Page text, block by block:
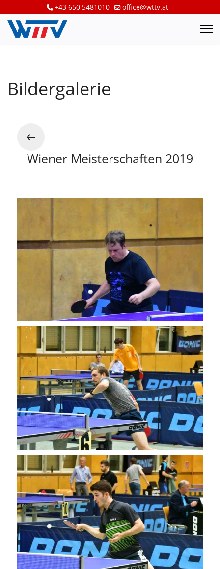
+43 650 5481010 office@wttv.at
Bildergalerie
Wiener Meisterschaften 2019